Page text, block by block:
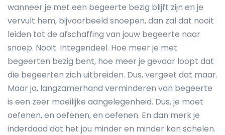
wanneer je met een begeerte bezig blijft zijn en je
vervult hem, bijvoorbeeld snoepen, dan zal dat nooit
leiden tot de afschaffing van jouw begeerte naar
snoep. Nooit. Integendeel. Hoe meer je met
begeerten bezig bent, hoe meer je gevaar loopt dat
die begeerten zich uitbreiden. Dus, vergeet dat maar.
Maar ja, langzamerhand verminderen van begeerte
is een zeer moeilijke aangelegenheid. Dus, je moet
oefenen, en oefenen, en oefenen. En dan merk je
inderdaad dat het jou minder en minder kan schelen.